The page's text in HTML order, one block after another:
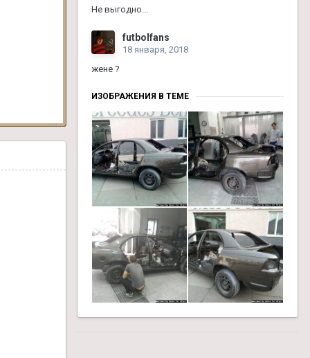
Не выгодно...
futbolfans
18 января, 2018
жене ?
ИЗОБРАЖЕНИЯ В ТЕМЕ